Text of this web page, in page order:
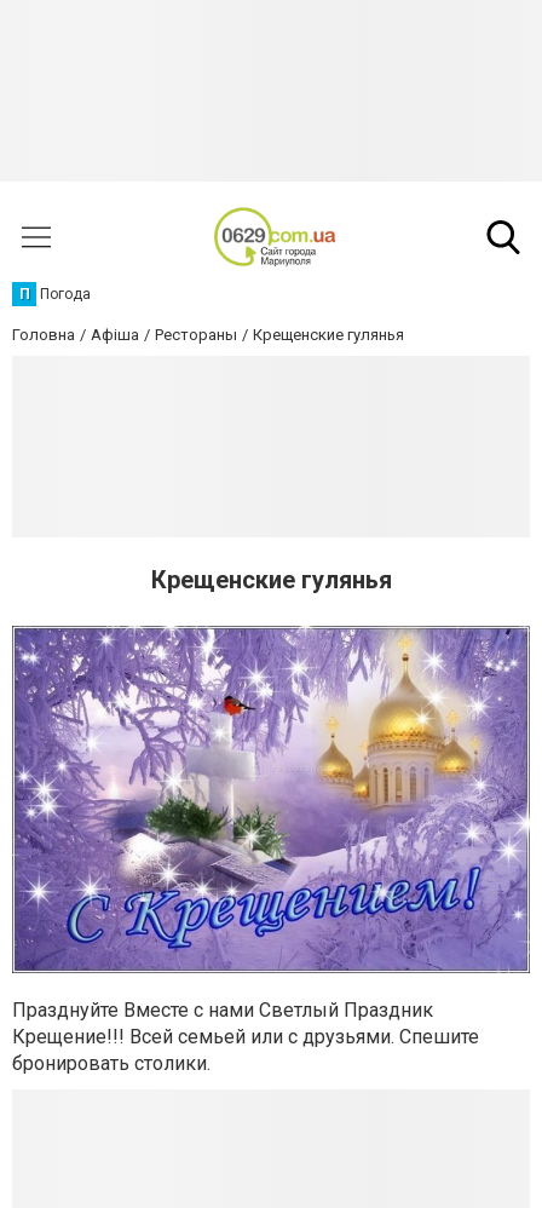
П Погода
Головна Афіша Рестораны Крещенские гулянья
Крещенские гулянья
Празднуйте Вместе с нами Светлый Праздник
Крещение!!! Всей семьей или с друзьями. Спешите
бронировать столики.